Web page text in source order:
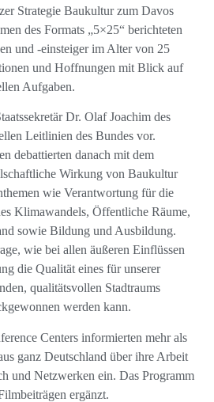
Strategie Baukultur zum Davos
des Formats „5×25“ berichteten
und -einsteiger im Alter von 25
und Hoffnungen mit Blick auf
Aufgaben.
Dr. Olaf Joachim des
Leitlinien des Bundes vor.
debattierten danach mit dem
Wirkung von Baukultur
wie Verantwortung für die
Klimawandels, Öffentliche Räume,
sowie Bildung und Ausbildung.
wie bei allen äußeren Einflüssen
die Qualität eines für unserer
qualitätsvollen Stadtraums
werden kann.
Centers informierten mehr als
ganz Deutschland über ihre Arbeit
und Netzwerken ein. Das Programm
ergänzt.